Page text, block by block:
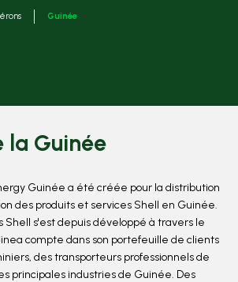
Guinée
la Guinée
Guinée a été créée pour la distribution
des produits et services Shell en Guinée.
Shell s'est depuis développé à travers le
compte dans son portefeuille de clients
des transporteurs professionnels de
principales industries de Guinée. Des